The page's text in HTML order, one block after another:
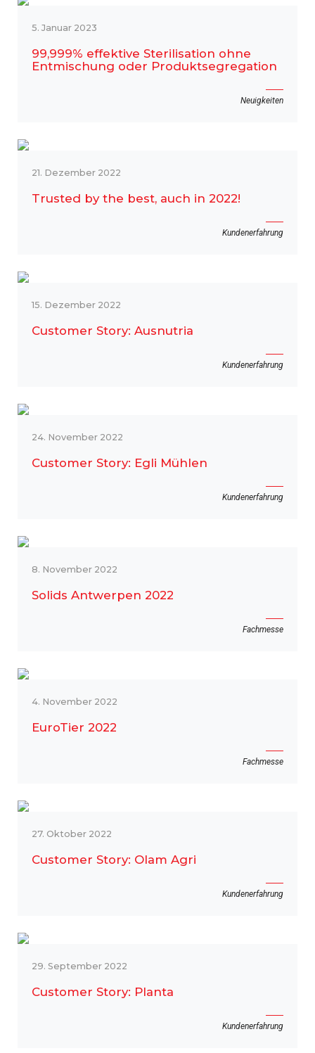
5. Januar 2023
99,999% effektive Sterilisation ohne
Entmischung oder Produktsegregation
Neuigkeiten
21. Dezember 2022
Trusted by the best, auch in 2022!
Kundenerfahrung
15. Dezember 2022
Customer Story: Ausnutria
Kundenerfahrung
24. November 2022
Customer Story: Egli Mühlen
Kundenerfahrung
8. November 2022
Solids Antwerpen 2022
Fachmesse
4. November 2022
EuroTier 2022
Fachmesse
27. Oktober 2022
Customer Story: Olam Agri
Kundenerfahrung
29. September 2022
Customer Story: Planta
Kundenerfahrung